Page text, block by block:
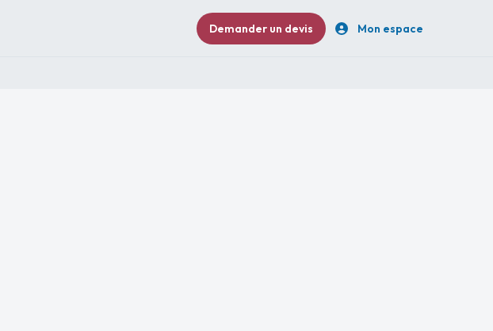
Demander un devis Mon espace